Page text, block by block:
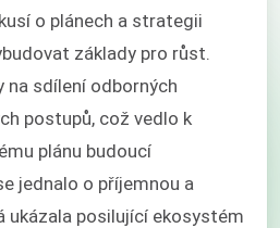
o plánech a strategii
základy pro růst.
na sdílení odborných
postupů, což vedlo k
plánu budoucí
jednalo o příjemnou a
ukázala posilující ekosystém